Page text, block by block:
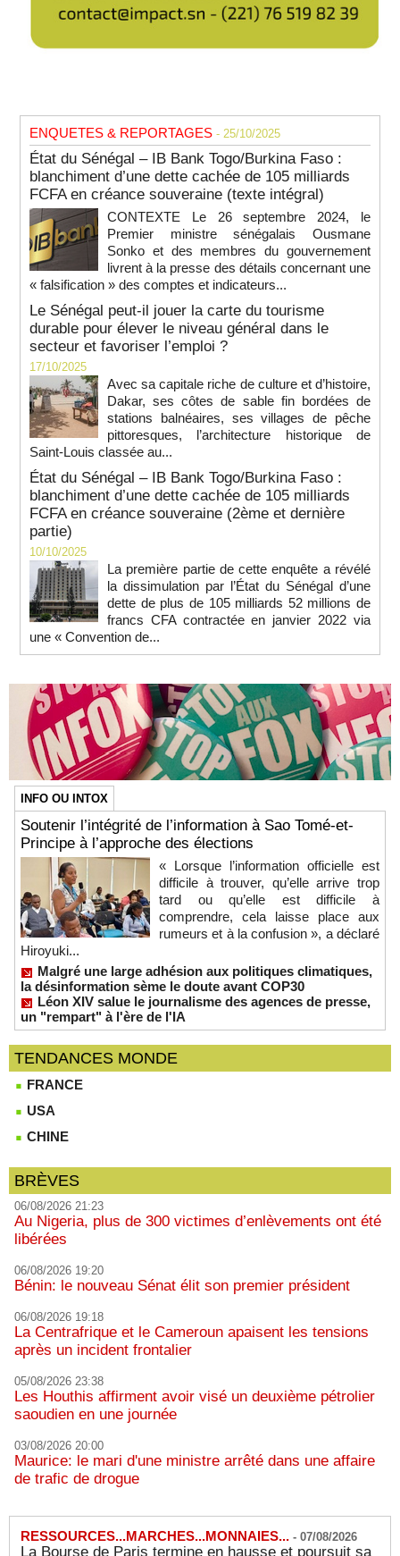
ENQUETES & REPORTAGES - 25/10/2025
État du Sénégal – IB Bank Togo/Burkina Faso :
blanchiment d’une dette cachée de 105 milliards
FCFA en créance souveraine (texte intégral)
CONTEXTE Le 26 septembre 2024, le
Premier ministre sénégalais Ousmane
Sonko et des membres du gouvernement
livrent à la presse des détails concernant une
« falsification » des comptes et indicateurs...
Le Sénégal peut-il jouer la carte du tourisme
durable pour élever le niveau général dans le
secteur et favoriser l’emploi ?
17/10/2025
Avec sa capitale riche de culture et d’histoire,
Dakar, ses côtes de sable fin bordées de
stations balnéaires, ses villages de pêche
pittoresques, l’architecture historique de
Saint-Louis classée au...
État du Sénégal – IB Bank Togo/Burkina Faso :
blanchiment d’une dette cachée de 105 milliards
FCFA en créance souveraine (2ème et dernière
partie)
10/10/2025
La première partie de cette enquête a révélé
la dissimulation par l’État du Sénégal d’une
dette de plus de 105 milliards 52 millions de
francs CFA contractée en janvier 2022 via
une « Convention de...
INFO OU INTOX
Soutenir l’intégrité de l’information à Sao Tomé-et-
Principe à l’approche des élections
« Lorsque l’information officielle est
difficile à trouver, qu’elle arrive trop
tard ou qu’elle est difficile à
comprendre, cela laisse place aux
rumeurs et à la confusion », a déclaré
Hiroyuki...
Malgré une large adhésion aux politiques climatiques,
la désinformation sème le doute avant COP30
Léon XIV salue le journalisme des agences de presse,
un "rempart" à l'ère de l'IA
TENDANCES MONDE
FRANCE
USA
CHINE
BRÈVES
06/08/2026 21:23
Au Nigeria, plus de 300 victimes d’enlèvements ont été
libérées
06/08/2026 19:20
Bénin: le nouveau Sénat élit son premier président
06/08/2026 19:18
La Centrafrique et le Cameroun apaisent les tensions
après un incident frontalier
05/08/2026 23:38
Les Houthis affirment avoir visé un deuxième pétrolier
saoudien en une journée
03/08/2026 20:00
Maurice: le mari d'une ministre arrêté dans une affaire
de trafic de drogue
RESSOURCES...MARCHES...MONNAIES... - 07/08/2026
La Bourse de Paris termine en hausse et poursuit sa